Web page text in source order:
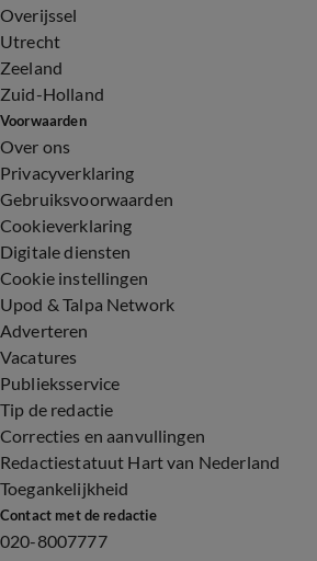
Overijssel
Utrecht
Zeeland
Zuid-Holland
Voorwaarden
Over ons
Privacyverklaring
Gebruiksvoorwaarden
Cookieverklaring
Digitale diensten
Cookie instellingen
Upod & Talpa Network
Adverteren
Vacatures
Publieksservice
Tip de redactie
Correcties en aanvullingen
Redactiestatuut Hart van Nederland
Toegankelijkheid
Contact met de redactie
020-8007777